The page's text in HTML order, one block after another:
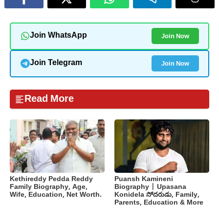
Join WhatsApp Join Now
Join Telegram Join Now
Read More
Kethireddy Pedda Reddy
Family Biography, Age,
Wife, Education, Net Worth.
Puansh Kamineni
Biography | Upasana
Konidela సోదరుడు, Family,
Parents, Education & More